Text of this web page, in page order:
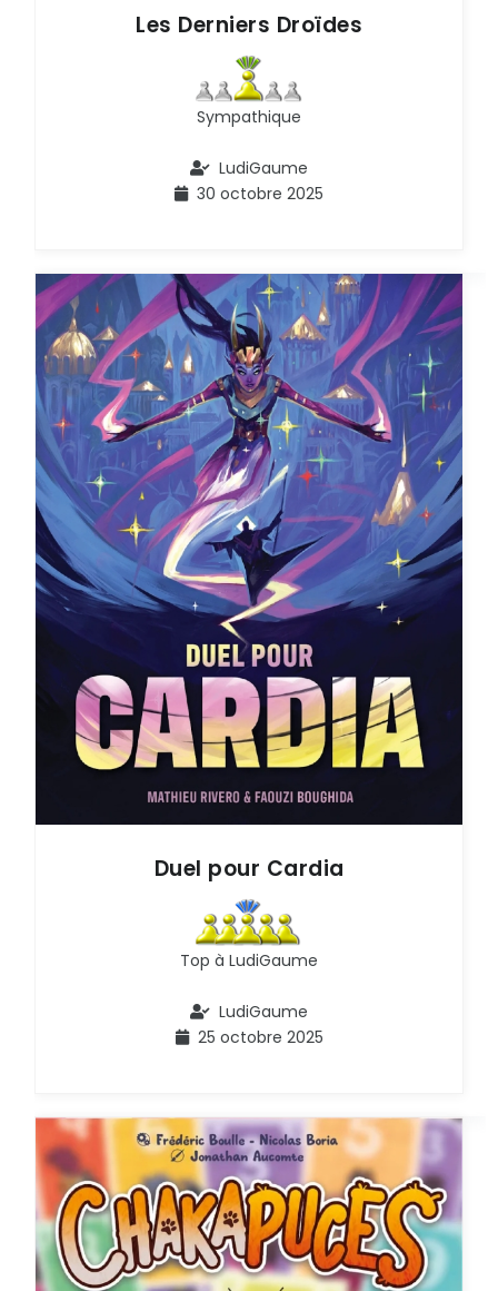
Les Derniers Droïdes
Sympathique
LudiGaume
30 octobre 2025
Duel pour Cardia
Top à LudiGaume
LudiGaume
25 octobre 2025